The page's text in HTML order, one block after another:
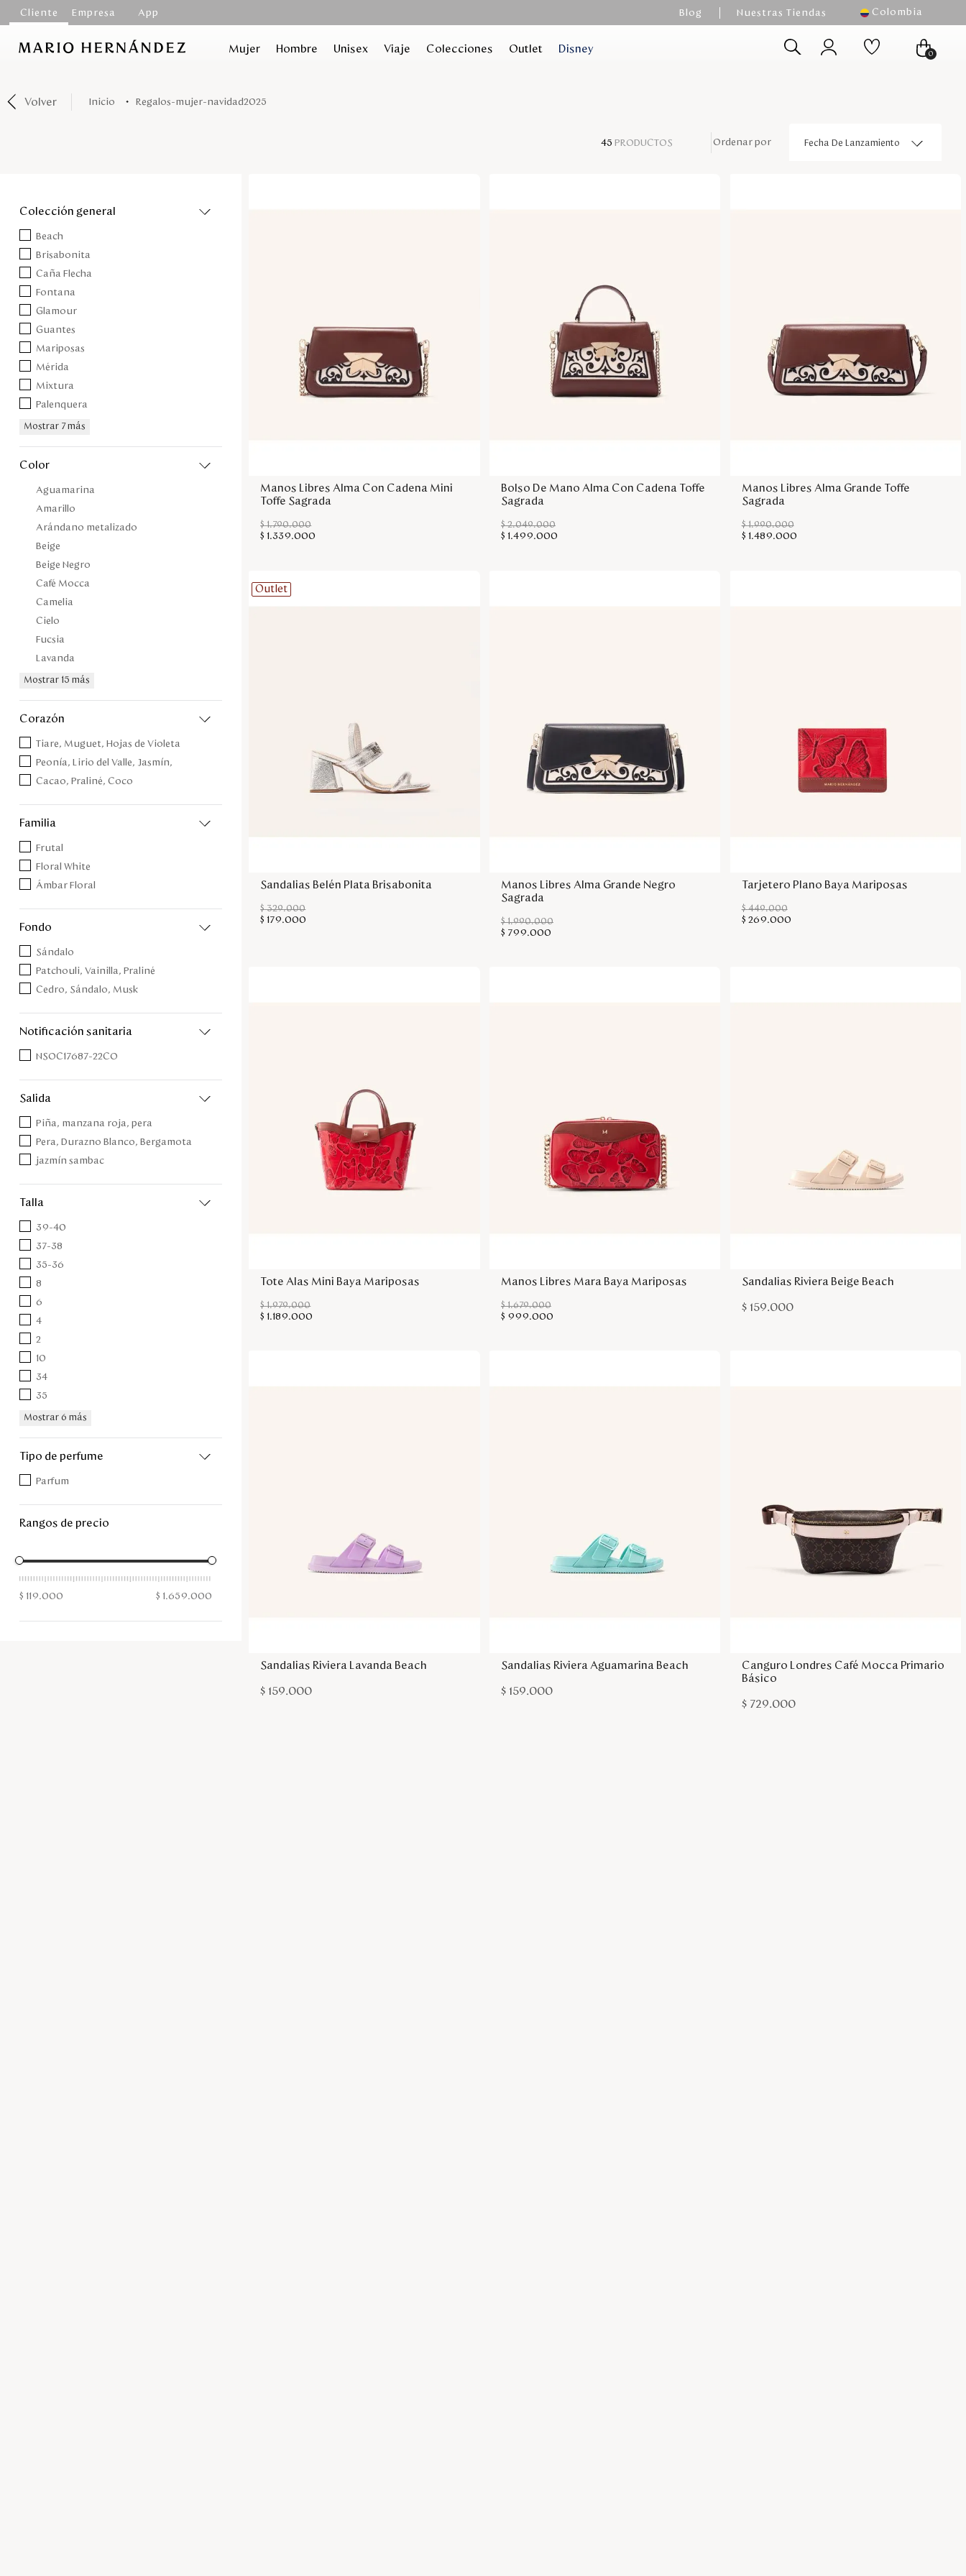
Cliente Empresa App Blog Nuestras Tiendas Colombia
Mujer Hombre Unisex Viaje Colecciones Outlet Disney 0
Volver regalos-mujer-navidad2025
45 PRODUCTOS Fecha De Lanzamiento
colección general
Beach
Brisabonita
Caña Flecha
Fontana
Glamour
Guantes
Mariposas
Mérida
Mixtura
Palenquera
Mostrar 7 más
color
Aguamarina
Amarillo
Arándano metalizado
Beige
Beige Negro
Café Mocca
Camelia
Cielo
Fucsia
Lavanda
Mostrar 15 más
corazón
Tiare, Muguet, Hojas de Violeta
Peonía, Lirio del Valle, Jasmín,
Cacao, Praliné, Coco
familia
Frutal
Floral White
Ámbar Floral
fondo
Sándalo
Patchouli, Vainilla, Praliné
Cedro, Sándalo, Musk
notificación sanitaria
NSOC17687-22CO
salida
Piña, manzana roja, pera
Pera, Durazno Blanco, Bergamota
jazmín sambac
talla
39-40
37-38
35-36
8
6
4
2
10
34
35
Mostrar 6 más
tipo de perfume
Parfum
rangos de precio
$ 119.000 $ 1.659.000
Manos Libres Alma Con Cadena Mini
Toffe Sagrada
$ 1.790.000
$ 1 .339.000
Bolso De Mano Alma Con Cadena Toffe
Sagrada
$ 2.049.000
$ 1 .499.000
Manos Libres Alma Grande Toffe
Sagrada
$ 1.990.000
$ 1 .489.000
Outlet
Sandalias Belén Plata Brisabonita
$ 329.000
$ 179.000
Manos Libres Alma Grande Negro
Sagrada
$ 1.990.000
$ 799.000
Tarjetero Plano Baya Mariposas
$ 449.000
$ 269.000
Tote Alas Mini Baya Mariposas
$ 1.979.000
$ 1 .189.000
Manos Libres Mara Baya Mariposas
$ 1.679.000
$ 999.000
Sandalias Riviera Beige Beach
$ 159.000
Sandalias Riviera Lavanda Beach
$ 159.000
Sandalias Riviera Aguamarina Beach
$ 159.000
Canguro Londres Café Mocca Primario
Básico
$ 729.000